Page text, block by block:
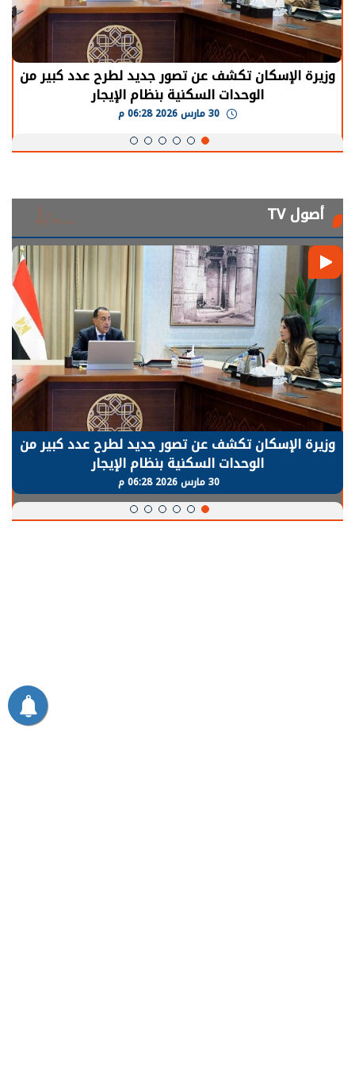
وزيرة الإسكان تكشف عن تصور جديد لطرح عدد كبير من
الوحدات السكنية بنظام الإيجار
أصول TV
وزيرة الإسكان تكشف عن تصور جديد لطرح عدد كبير من
الوحدات السكنية بنظام الإيجار